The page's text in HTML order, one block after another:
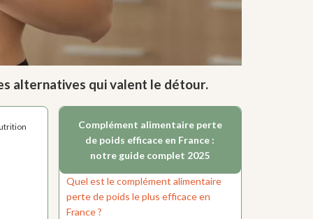
alternatives qui valent le détour.
Complément alimentaire perte
de poids efficace en France :
notre guide complet 2025
Quel est le complément alimentaire
perte de poids le plus efficace en
France ?